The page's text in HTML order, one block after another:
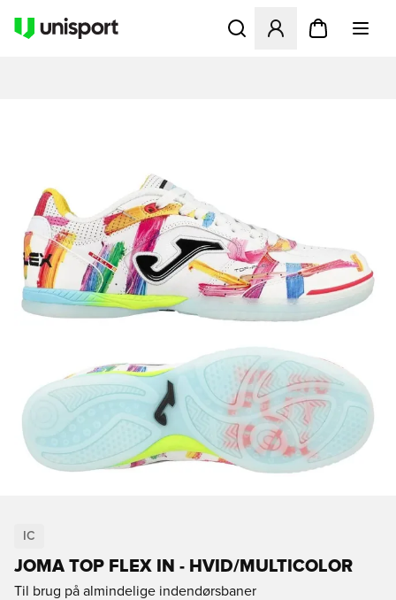
Åbner en Modal til at
IC
JOMA TOP FLEX IN - HVID/MULTICOLOR
Til brug på almindelige indendørsbaner